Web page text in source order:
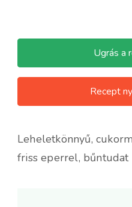
Ugrás a
Recept
Leheletkönnyű,
friss eperrel, bűntudat